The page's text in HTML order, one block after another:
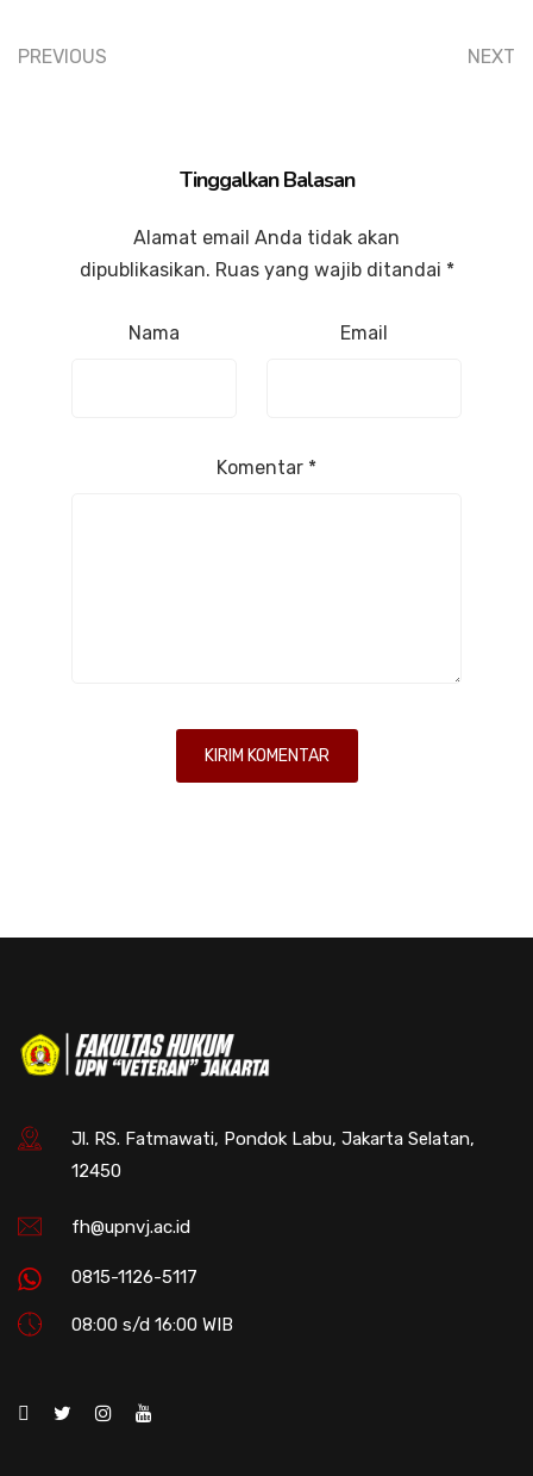
PREVIOUS NEXT
Tinggalkan Balasan
Alamat email Anda tidak akan
dipublikasikan. Ruas yang wajib ditandai *
Nama Email
Komentar *
Jl. RS. Fatmawati, Pondok Labu, Jakarta Selatan,
12450
fh@upnvj.ac.id
0815-1126-5117
08:00 s/d 16:00 WIB